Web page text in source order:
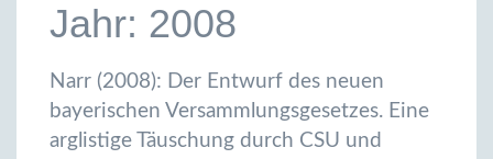
Jahr: 2008
Narr (2008): Der Entwurf des neuen
bayerischen Versammlungsgesetzes. Eine
arglistige Täuschung durch CSU und